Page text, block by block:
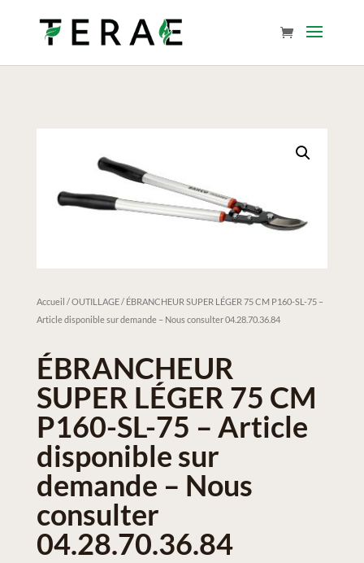
Accueil /OUTILLAGE/ ÉBRANCHEUR SUPER LÉGER 75 CM P160-SL-75 –
Article disponible sur demande – Nous consulter 04.28.70.36.84
ÉBRANCHEUR
SUPER LÉGER 75 CM
P160-SL-75 – Article
disponible sur
demande – Nous
consulter
04.28.70.36.84